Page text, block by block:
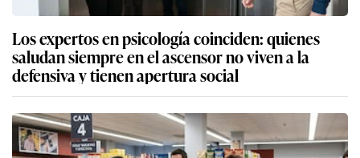
Los expertos en psicología coinciden: quienes
saludan siempre en el ascensor no viven a la
defensiva y tienen apertura social